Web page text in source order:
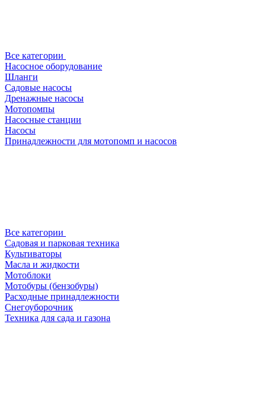
Все категории
Насосное оборудование
Шланги
Садовые насосы
Дренажные насосы
Мотопомпы
Насосные станции
Насосы
Принадлежности для мотопомп и насосов
Все категории
Садовая и парковая техника
Культиваторы
Масла и жидкости
Мотоблоки
Мотобуры (бензобуры)
Расходные принадлежности
Снегоуборочник
Техника для сада и газона